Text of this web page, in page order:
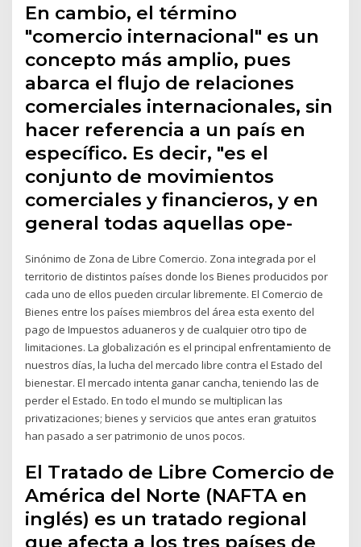
En cambio, el término
"comercio internacional" es un
concepto más amplio, pues
abarca el flujo de relaciones
comerciales internacionales, sin
hacer referencia a un país en
específico. Es decir, "es el
conjunto de movimientos
comerciales y financieros, y en
general todas aquellas ope-
Sinónimo de Zona de Libre Comercio. Zona integrada por el
territorio de distintos países donde los Bienes producidos por
cada uno de ellos pueden circular libremente. El Comercio de
Bienes entre los países miembros del área esta exento del
pago de Impuestos aduaneros y de cualquier otro tipo de
limitaciones. La globalización es el principal enfrentamiento de
nuestros días, la lucha del mercado libre contra el Estado del
bienestar. El mercado intenta ganar cancha, teniendo las de
perder el Estado. En todo el mundo se multiplican las
privatizaciones; bienes y servicios que antes eran gratuitos
han pasado a ser patrimonio de unos pocos.
El Tratado de Libre Comercio de
América del Norte (NAFTA en
inglés) es un tratado regional
que afecta a los tres países de